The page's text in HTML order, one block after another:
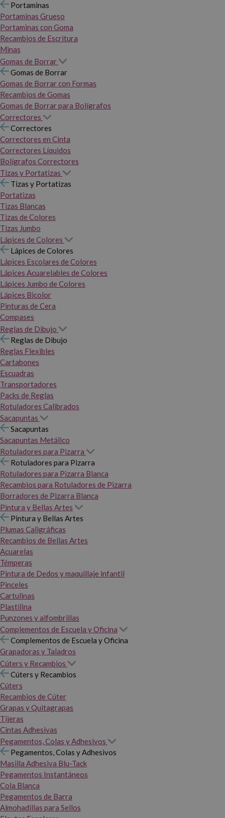
Portaminas
Portaminas Grueso
Portaminas con Goma
Recambios de Escritura
Minas
Gomas de Borrar
Gomas de Borrar
Gomas de Borrar con Formas
Recambios de Gomas
Gomas de Borrar para Bolígrafos
Correctores
Correctores
Correctores en Cinta
Correctores Líquidos
Bolígrafos Correctores
Tizas y Portatizas
Tizas y Portatizas
Portatizas
Tizas Blancas
Tizas de Colores
Tizas Jumbo
Lápices de Colores
Lápices de Colores
Lápices Escolares de Colores
Lápices Acuarelables de Colores
Lápices Jumbo de Colores
Lápices Bicolor
Pinturas de Cera
Compases
Reglas de Dibujo
Reglas de Dibujo
Reglas Flexibles
Cartabones
Escuadras
Transportadores
Packs de Reglas
Rotuladores Calibrados
Sacapuntas
Sacapuntas
Sacapuntas Metálico
Rotuladores para Pizarra
Rotuladores para Pizarra
Rotuladores para Pizarra Blanca
Recambios para Rotuladores de Pizarra
Borradores de Pizarra Blanca
Pintura y Bellas Artes
Pintura y Bellas Artes
Plumas Caligráficas
Recambios de Bellas Artes
Acuarelas
Témperas
Pintura de Dedos y maquillaje infantil
Pinceles
Cartulinas
Plastilina
Punzones y alfombrillas
Complementos de Escuela y Oficina
Complementos de Escuela y Oficina
Grapadoras y Taladros
Cúters y Recambios
Cúters y Recambios
Cúters
Recambios de Cúter
Grapas y Quitagrapas
Tijeras
Cintas Adhesivas
Pegamentos, Colas y Adhesivos
Pegamentos, Colas y Adhesivos
Masilla Adhesiva Blu-Tack
Pegamentos Instantáneos
Cola Blanca
Pegamentos de Barra
Almohadillas para Sellos